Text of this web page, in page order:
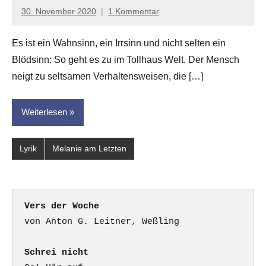
30. November 2020
Anton
Leitner
1 Kommentar
Es ist ein Wahnsinn, ein Irrsinn und nicht selten ein
Blödsinn: So geht es zu im Tollhaus Welt. Der Mensch
neigt zu seltsamen Verhaltensweisen, die […]
Weiterlesen
Lyrik Melanie am Letzten
Vers der Woche
Schrei nicht